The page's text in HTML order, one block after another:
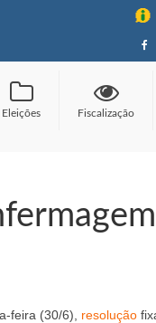
Eleições Fiscalização
feira (30/6), resolução